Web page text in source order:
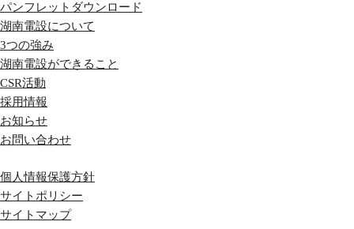
パンフレットダウンロード
湖南電設について
3つの強み
湖南電設ができること
CSR活動
採用情報
お知らせ
お問い合わせ
個人情報保護方針
サイトポリシー
サイトマップ